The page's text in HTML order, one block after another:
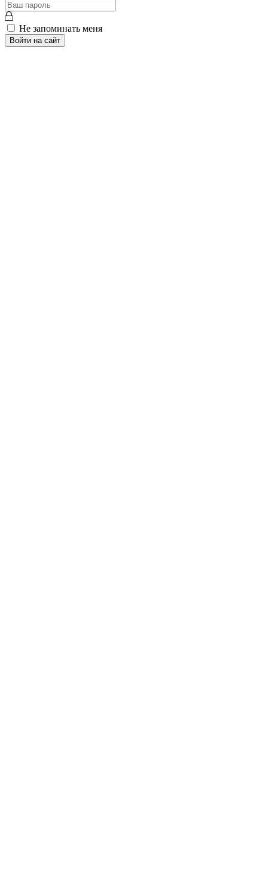
Не запоминать меня
Войти на сайт